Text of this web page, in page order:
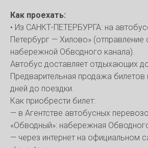
Как проехать:
• Из САНКТ-ПЕТЕРБУРГА: на
Петербург — Хилово» (отправление
набережной Обводного канала).
Автобус доставляет отдыхающих
Предварительная продажа билетов
дней до поездки.
Как приобрести билет:
— в Агентстве автобусных
«Обводный»: набережная
— через интернет на официальном